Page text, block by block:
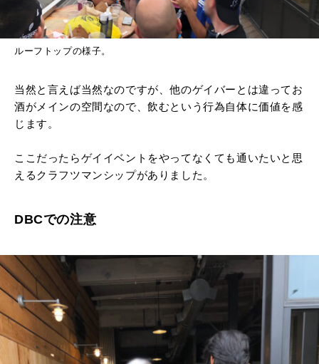
ルーフトップの様子。
当然と言えば当然なのですが、他のゲイバーとは違ってお
酒がメインの空間なので、飲むという行為自体に価値を感
じます。
ここだったらゲイイベントをやってなくても通いたいと思
えるクラフツマンシップがありました。
DBCでの注意